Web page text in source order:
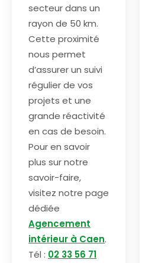
secteur dans un
rayon de 50 km.
Cette proximité
nous permet
d’assurer un suivi
régulier de vos
projets et une
grande réactivité
en cas de besoin.
Pour en savoir
plus sur notre
savoir-faire,
visitez notre page
dédiée
Agencement
intérieur à Caen.
Tél : 02 33 56 71